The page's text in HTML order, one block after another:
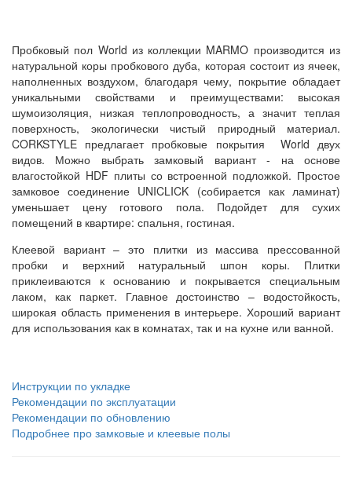
Пробковый пол World из коллекции MARMO производится из
натуральной коры пробкового дуба, которая состоит из ячеек,
наполненных воздухом, благодаря чему, покрытие обладает
уникальными свойствами и преимуществами: высокая
шумоизоляция, низкая теплопроводность, а значит теплая
поверхность, экологически чистый природный материал.
CORKSTYLE предлагает пробковые покрытия World двух
видов. Можно выбрать замковый вариант - на основе
влагостойкой HDF плиты со встроенной подложкой. Простое
замковое соединение UNICLICK (собирается как ламинат)
уменьшает цену готового пола. Подойдет для сухих
помещений в квартире: спальня, гостиная.
Клеевой вариант – это плитки из массива прессованной
пробки и верхний натуральный шпон коры. Плитки
приклеиваются к основанию и покрывается специальным
лаком, как паркет. Главное достоинство – водостойкость,
широкая область применения в интерьере. Хороший вариант
для использования как в комнатах, так и на кухне или ванной.
Инструкции по укладке
Рекомендации по эксплуатации
Рекомендации по обновлению
Подробнее про замковые и клеевые полы